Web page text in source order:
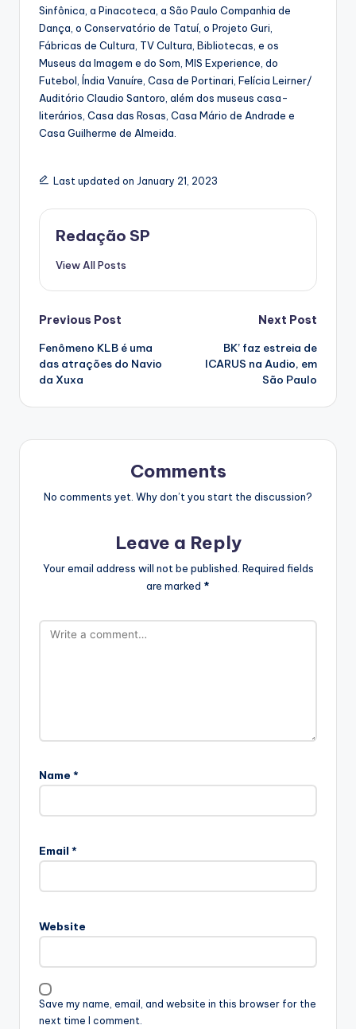
Sinfônica, a Pinacoteca, a São Paulo Companhia de
Dança, o Conservatório de Tatuí, o Projeto Guri,
Fábricas de Cultura, TV Cultura, Bibliotecas, e os
Museus da Imagem e do Som, MIS Experience, do
Futebol, Índia Vanuíre, Casa de Portinari, Felícia Leirner/
Auditório Claudio Santoro, além dos museus casa-
literários, Casa das Rosas, Casa Mário de Andrade e
Casa Guilherme de Almeida.
Last updated on January 21, 2023
Redação SP
View All Posts
Post
navigation
Previous Post
Fenômeno KLB é uma
das atrações do Navio
da Xuxa
Next Post
BK’ faz estreia de
ICARUS na Audio, em
São Paulo
Comments
No comments yet. Why don’t you start the discussion?
Leave a Reply
Your email address will not be published. Required fields
are marked *
Name *
Email *
Website
Save my name, email, and website in this browser for the
next time I comment.